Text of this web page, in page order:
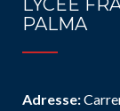
LYCÉE
PALMA
Adresse: